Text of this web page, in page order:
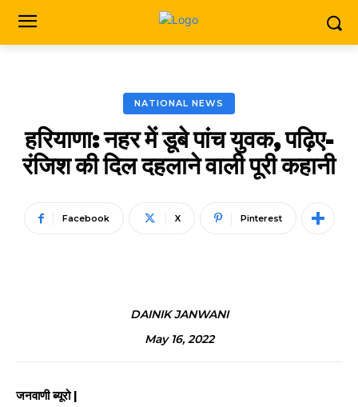
NATIONAL NEWS
हरियाणा: नहर में डूबे पांच युवक, पढ़िए-
रंजिश की दिल दहलाने वाली पूरी कहानी
Facebook X Pinterest
DAINIK JANWANI
May 16, 2022
जनवाणी ब्यूरो |